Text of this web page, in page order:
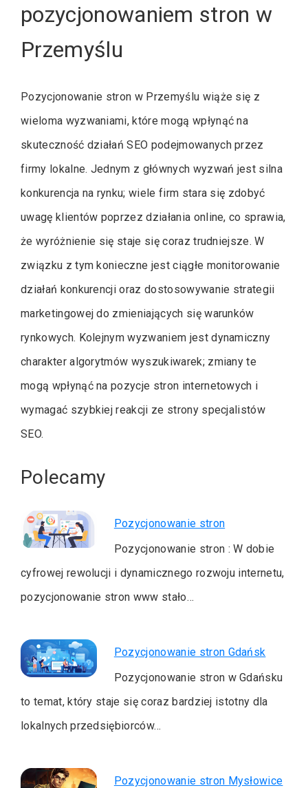
pozycjonowaniem stron w
Przemyślu
Pozycjonowanie stron w Przemyślu wiąże się z
wieloma wyzwaniami, które mogą wpłynąć na
skuteczność działań SEO podejmowanych przez
firmy lokalne. Jednym z głównych wyzwań jest silna
konkurencja na rynku; wiele firm stara się zdobyć
uwagę klientów poprzez działania online, co sprawia,
że wyróżnienie się staje się coraz trudniejsze. W
związku z tym konieczne jest ciągłe monitorowanie
działań konkurencji oraz dostosowywanie strategii
marketingowej do zmieniających się warunków
rynkowych. Kolejnym wyzwaniem jest dynamiczny
charakter algorytmów wyszukiwarek; zmiany te
mogą wpłynąć na pozycje stron internetowych i
wymagać szybkiej reakcji ze strony specjalistów
SEO.
Polecamy
Pozycjonowanie stron
Pozycjonowanie stron : W dobie
cyfrowej rewolucji i dynamicznego rozwoju internetu,
pozycjonowanie stron www stało…
Pozycjonowanie stron Gdańsk
Pozycjonowanie stron w Gdańsku
to temat, który staje się coraz bardziej istotny dla
lokalnych przedsiębiorców…
Pozycjonowanie stron Mysłowice